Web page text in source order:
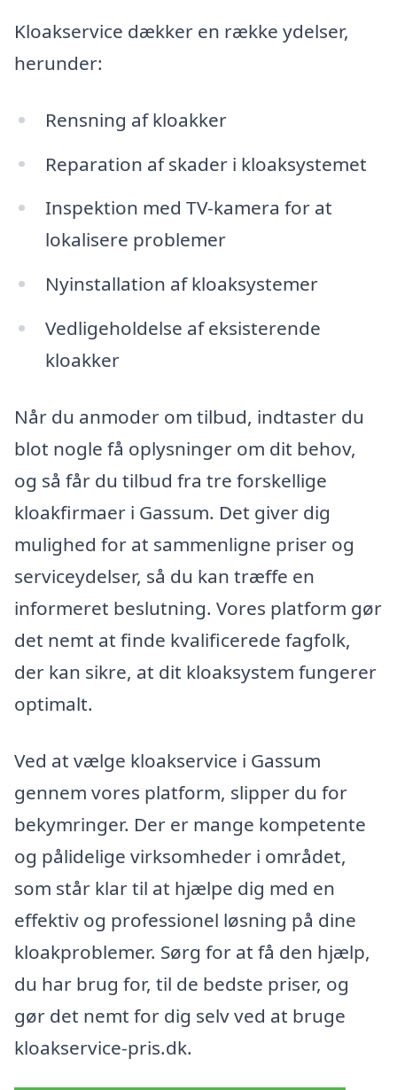
Kloakservice dækker en række ydelser,
herunder:
Rensning af kloakker
Reparation af skader i kloaksystemet
Inspektion med TV-kamera for at
lokalisere problemer
Nyinstallation af kloaksystemer
Vedligeholdelse af eksisterende
kloakker
Når du anmoder om tilbud, indtaster du
blot nogle få oplysninger om dit behov,
og så får du tilbud fra tre forskellige
kloakfirmaer i Gassum. Det giver dig
mulighed for at sammenligne priser og
serviceydelser, så du kan træffe en
informeret beslutning. Vores platform gør
det nemt at finde kvalificerede fagfolk,
der kan sikre, at dit kloaksystem fungerer
optimalt.
Ved at vælge kloakservice i Gassum
gennem vores platform, slipper du for
bekymringer. Der er mange kompetente
og pålidelige virksomheder i området,
som står klar til at hjælpe dig med en
effektiv og professionel løsning på dine
kloakproblemer. Sørg for at få den hjælp,
du har brug for, til de bedste priser, og
gør det nemt for dig selv ved at bruge
kloakservice-pris.dk.